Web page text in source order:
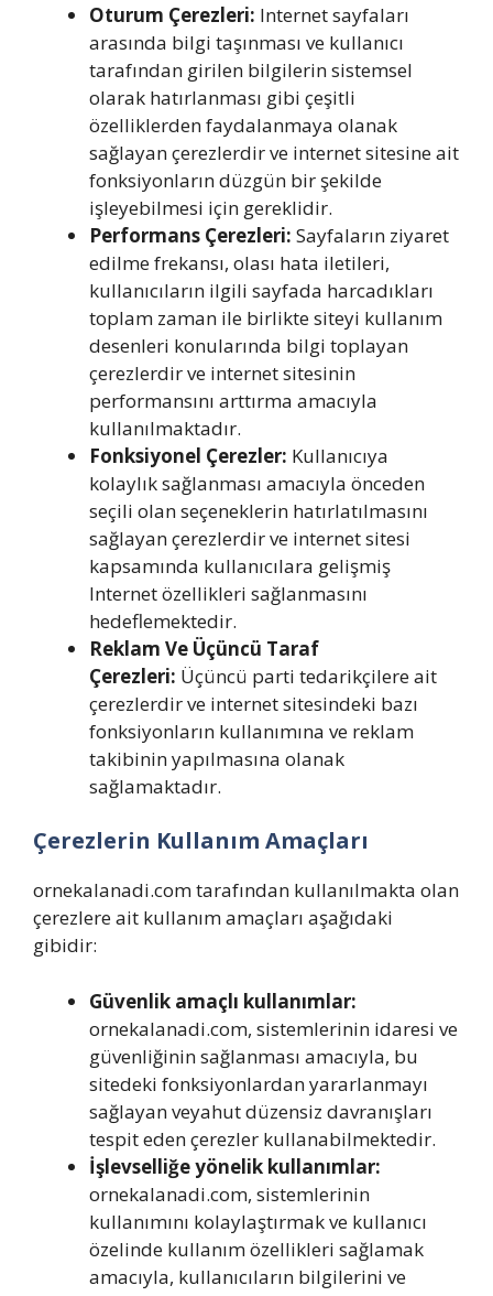
Oturum Çerezleri: Internet sayfaları
arasında bilgi taşınması ve kullanıcı
tarafından girilen bilgilerin sistemsel
olarak hatırlanması gibi çeşitli
özelliklerden faydalanmaya olanak
sağlayan çerezlerdir ve internet sitesine ait
fonksiyonların düzgün bir şekilde
işleyebilmesi için gereklidir.
Performans Çerezleri: Sayfaların ziyaret
edilme frekansı, olası hata iletileri,
kullanıcıların ilgili sayfada harcadıkları
toplam zaman ile birlikte siteyi kullanım
desenleri konularında bilgi toplayan
çerezlerdir ve internet sitesinin
performansını arttırma amacıyla
kullanılmaktadır.
Fonksiyonel Çerezler: Kullanıcıya
kolaylık sağlanması amacıyla önceden
seçili olan seçeneklerin hatırlatılmasını
sağlayan çerezlerdir ve internet sitesi
kapsamında kullanıcılara gelişmiş
Internet özellikleri sağlanmasını
hedeflemektedir.
Reklam Ve Üçüncü Taraf
Çerezleri: Üçüncü parti tedarikçilere ait
çerezlerdir ve internet sitesindeki bazı
fonksiyonların kullanımına ve reklam
takibinin yapılmasına olanak
sağlamaktadır.
Çerezlerin Kullanım Amaçları
ornekalanadi.com tarafından kullanılmakta olan
çerezlere ait kullanım amaçları aşağıdaki
gibidir:
Güvenlik amaçlı kullanımlar:
ornekalanadi.com, sistemlerinin idaresi ve
güvenliğinin sağlanması amacıyla, bu
sitedeki fonksiyonlardan yararlanmayı
sağlayan veyahut düzensiz davranışları
tespit eden çerezler kullanabilmektedir.
İşlevselliğe yönelik kullanımlar:
ornekalanadi.com, sistemlerinin
kullanımını kolaylaştırmak ve kullanıcı
özelinde kullanım özellikleri sağlamak
amacıyla, kullanıcıların bilgilerini ve